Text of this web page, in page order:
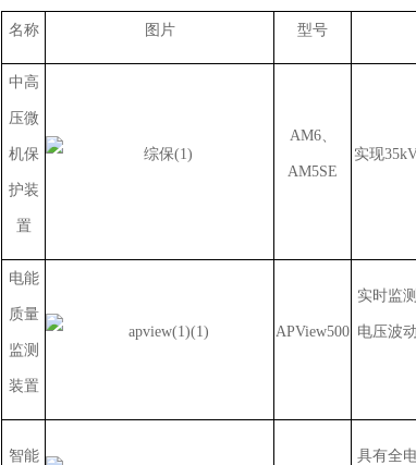
名称 图片 型号
中高
压微
机保
护装
置
AM6、
AM5SE
实现
电能
质量
监测
装置
APView500
实时监
电压波
智能 具有全